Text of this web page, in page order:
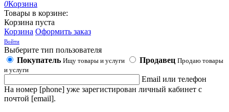
0Корзина
Товары в корзине:
Корзина пуста
Корзина Оформить заказ
Войти
Выберите тип пользователя
Покупатель Ищу товары и услуги Продавец Продаю товары
и услуги
Email или телефон
На номер [phone] уже зарегистирован личный кабинет с
почтой [email].